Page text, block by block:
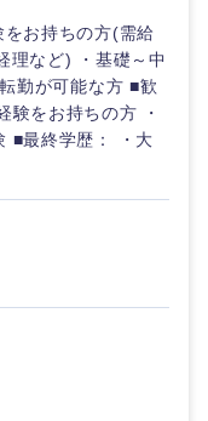
お持ちの方(需給
理など) ・基礎～中
勤が可能な方 ■歓
験をお持ちの方 ・
■最終学歴： ・大